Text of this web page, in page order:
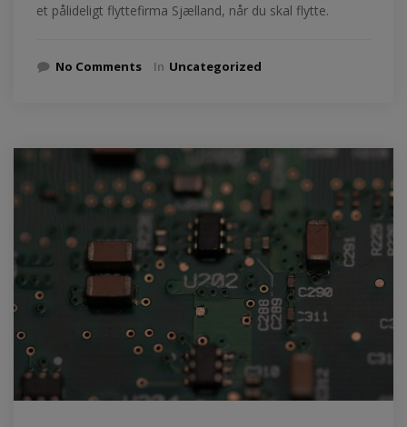
et pålideligt flyttefirma Sjælland, når du skal flytte.
No Comments In Uncategorized